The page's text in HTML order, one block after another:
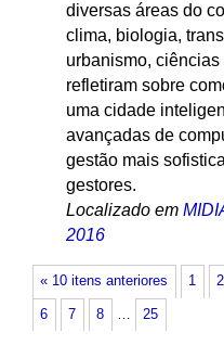
diversas áreas do
clima, biologia,
urbanismo,
refletiram sobre
uma cidade
avançadas de
gestão mais
gestores.
Localizado em
2016
« 10 itens anteriores 1 2
6 7 8 … 25